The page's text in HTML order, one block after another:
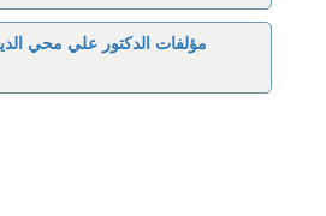
مؤلفات الدكتور علي محي